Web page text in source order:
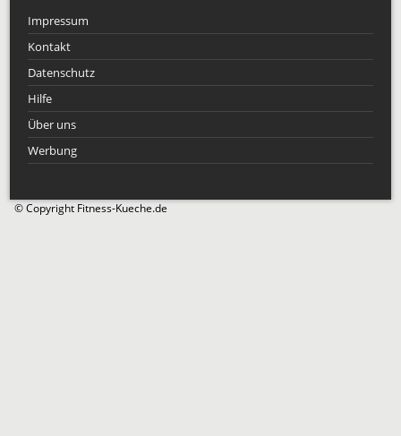
Impressum
Kontakt
Datenschutz
Hilfe
Über uns
Werbung
© Copyright Fitness-Kueche.de